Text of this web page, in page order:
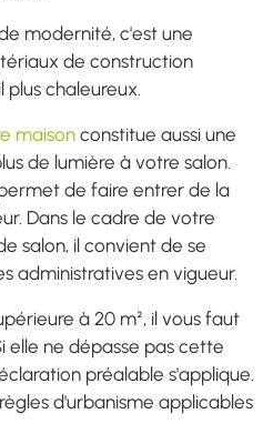
modernité, c'est une
de construction
chaleureux.
maison constitue aussi une
de lumière à votre salon.
de faire entrer de la
Dans le cadre de votre
salon, il convient de se
administratives en vigueur.
à 20 m², il vous faut
elle ne dépasse pas cette
préalable s'applique.
d'urbanisme applicables